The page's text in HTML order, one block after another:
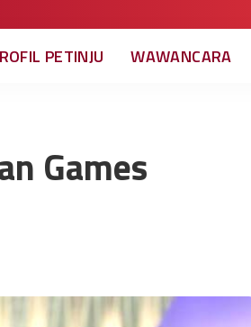
PETINJU WAWANCARA
Games